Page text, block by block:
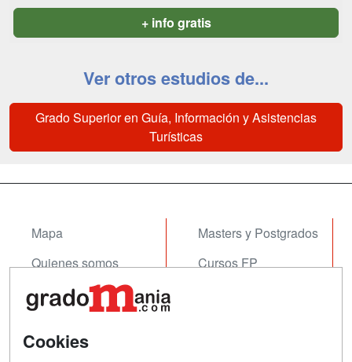
+ info gratis
Ver otros estudios de...
Grado Superior en Guía, Información y Asistencias
Turísticas
Mapa
Quienes somos
Tarifas publicidad
Acceso Centros
Masters y Postgrados
Cursos FP
Cookies